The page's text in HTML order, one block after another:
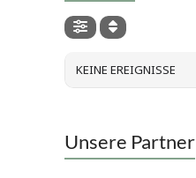
KEINE EREIGNISSE
Unsere Partner